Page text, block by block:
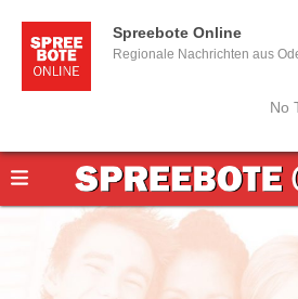
Spreebote Online
Regionale Nachrichten aus
No